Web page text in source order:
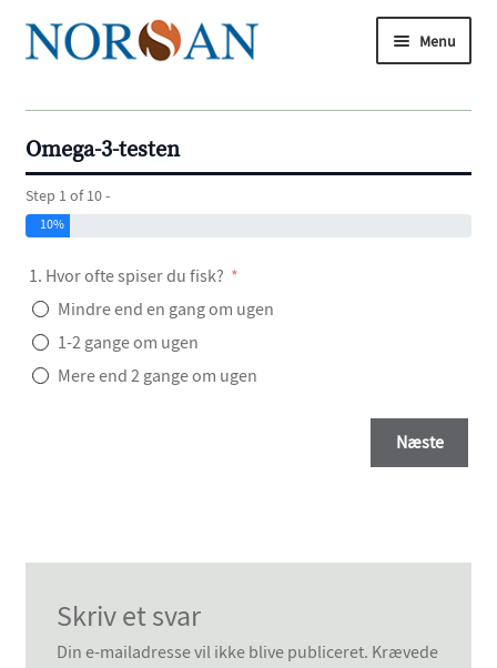
Spring
til
Spring
til
Menu
Udfold
Om os
Udfold
Omega-3-testen
Step 1 of 10 -
10%
1. Hvor ofte spiser du fisk?
Mindre end en gang om ugen
1-2 gange om ugen
Mere end 2 gange om ugen
Næste
Skriv et svar
Din e-mailadresse vil ikke blive publiceret. Krævede